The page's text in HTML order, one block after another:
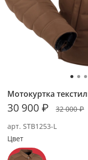
арт. STB1253-L
Мотокуртка
30 900 ₽ 32 000 ₽
Цвет